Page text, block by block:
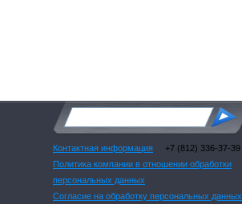
Контактная информация
+7 (812) 336-37-39
Политика компании в отношении обработки
персональных данных
Согласие на обработку персональных данных